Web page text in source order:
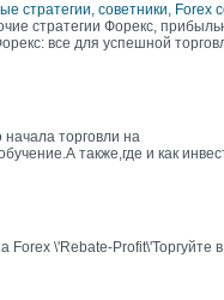
стратегии, советники, Forex
стратегии Форекс,
все для успешной
торговли на
также,где и как
\'Rebate-Profit\'Торгуйте